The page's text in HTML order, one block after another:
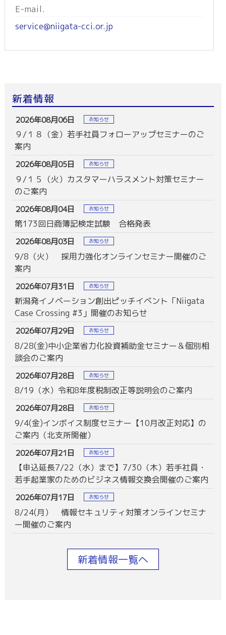
E-mail.
service@niigata-cci.or.jp
新着情報
2026年08月06日 お知らせ
９/１８（金）若手社員フォローアップセミナーのご
案内
2026年08月05日 お知らせ
９/１５（火）カスタマーハラスメント対策セミナー
のご案内
2026年08月04日 お知らせ
第173回日商簿記検定試験 合格発表
2026年08月03日 お知らせ
9/8（火） 採用力強化オンラインセミナー開催のご
案内
2026年07月31日 お知らせ
新潟発イノベーション創出ピッチイベント「Niigata
Case Crossing #3」開催のお知らせ
2026年07月29日 お知らせ
8/28(金)中小企業省力化投資補助金セミナー＆個別相
談会のご案内
2026年07月28日 お知らせ
8/19（水）令和8年度税制改正等説明会のご案内
2026年07月28日 お知らせ
9/4(金)インボイス制度セミナー【10月改正対応】の
ご案内（北支所開催）
2026年07月21日 お知らせ
【申込延長7/22（水）まで】7/30（木）若手社員・
若手起業家のためのビジネス情報交換会開催のご案内
2026年07月17日 お知らせ
8/24(月） 情報セキュリティ対策オンラインセミナ
ー開催のご案内
新着情報一覧へ